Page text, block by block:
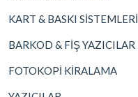
KART & BASKI SİSTEMLERİ
BARKOD & FİŞ YAZICILAR
FOTOKOPİ KİRALAMA